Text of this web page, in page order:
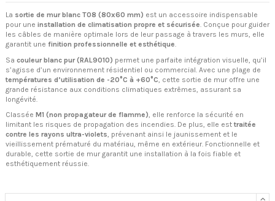
La sortie de mur blanc T08 (80x60 mm) est un accessoire indispensable
pour une installation de climatisation propre et sécurisée. Conçue pour guider
les câbles de manière optimale lors de leur passage à travers les murs, elle
garantit une finition professionnelle et esthétique.
Sa couleur blanc pur (RAL9010) permet une parfaite intégration visuelle, qu’il
s’agisse d’un environnement résidentiel ou commercial. Avec une plage de
températures d’utilisation de -20°C à +60°C , cette sortie de mur offre une
grande résistance aux conditions climatiques extrêmes, assurant sa
longévité.
Classée M1 (non propagateur de flamme), elle renforce la sécurité en
limitant les risques de propagation des incendies. De plus, elle est traitée
contre les rayons ultra-violets, prévenant ainsi le jaunissement et le
vieillissement prématuré du matériau, même en extérieur. Fonctionnelle et
durable, cette sortie de mur garantit une installation à la fois fiable et
esthétiquement réussie.